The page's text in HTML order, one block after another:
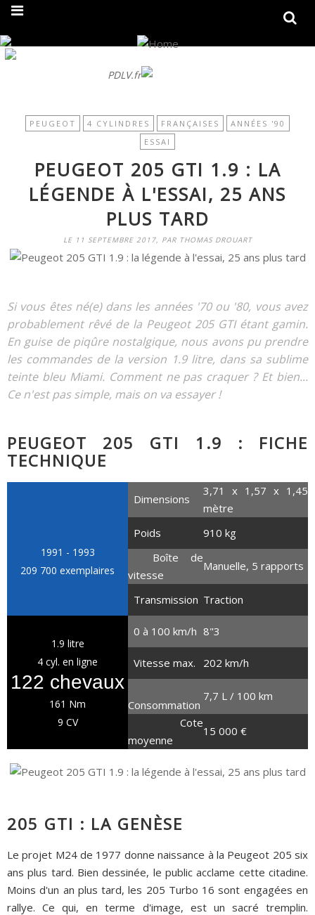
PDLV.fr
PEUGEOT 4 CYLINDRES FRANÇAISES
ANNÉES '90
ESSAI
PEUGEOT 205 GTI 1.9 : LA
LÉGENDE À L'ESSAI, 25 ANS
PLUS TARD
LE 11 SEPTEMBRE 2017, PAR THOMAS DROUART
Si vous êtes né(e) dans les années '70 ou '80, vous avez
probablement rêvé de la Peugeot 205 GTI étant gamin.
En guise de piqûre nostalgique, nous avons pu prendre
les commandes de la version 1.9 litre, dans sa sublime
teinte bleu Miami. Comment ne pas craquer ? Et bien...
Ce n'est pas simple, mais on va essayer !
PEUGEOT 205 GTI 1.9 : FICHE
TECHNIQUE
1991 - 1993
209 700 exemplaires
Dimensions
3,71 x 1,57 x 1,45
mètre
Poids
910 kg
Boîte de
vitesse
Manuelle, 5 rapports
Transmission Traction
1.9 litre
4 cyl. en ligne
122 chevaux
161 Nm
9 CV
0 à 100 km/h 8"3
Vitesse max. 202 km/h
Consommation
7,7 L / 100 km
Cote
moyenne
15 000 €
205 GTI : LA GENÈSE
Le projet M24 de 1977 donne naissance à la Peugeot 205 six
ans plus tard. Bien dessinée, le public acclame cette citadine.
Moins d'un an plus tard, les 205 Turbo 16 sont engagées en
rallye. Ce qui, en terme d'image, est un sacré tremplin.